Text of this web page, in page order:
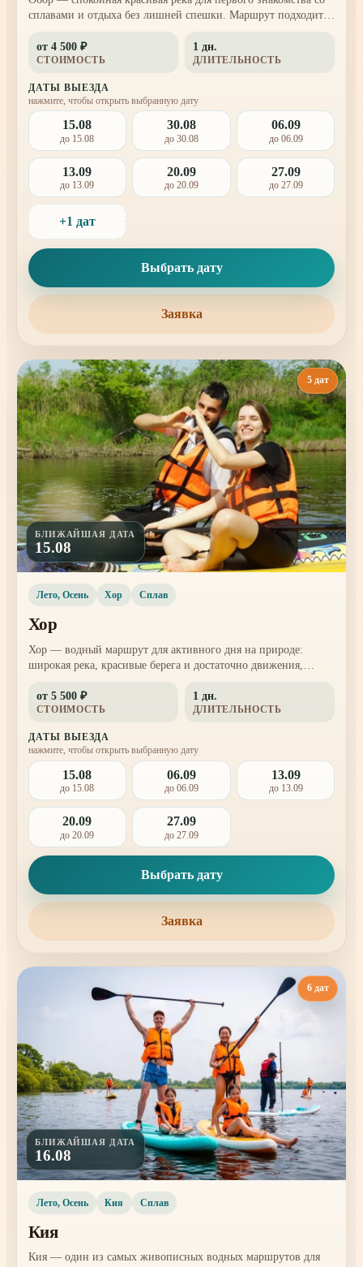
сплавами и отдыха без лишней спешки. Маршрут подходит
дальневосточные пейзажи и мягко перезагрузиться на
природе.
от 4 500 ₽
СТОИМОСТЬ
1 дн.
ДЛИТЕЛЬНОСТЬ
ДАТЫ ВЫЕЗДА
нажмите, чтобы открыть выбранную дату
15.08
до 15.08
30.08
до 30.08
06.09
до 06.09
13.09
до 13.09
20.09
до 20.09
27.09
до 27.09
+1 дат
Выбрать дату
Заявка
БЛИЖАЙШАЯ ДАТА
15.08
5 дат
Лето, Осень Хор Сплав
Хор
Хор — водный маршрут для активного дня на природе:
широкая река, красивые берега и достаточно движения,
Подходит участникам, которые уже готовы к более уверенной
работе веслом.
от 5 500 ₽
СТОИМОСТЬ
1 дн.
ДЛИТЕЛЬНОСТЬ
ДАТЫ ВЫЕЗДА
нажмите, чтобы открыть выбранную дату
15.08
до 15.08
06.09
до 06.09
13.09
до 13.09
20.09
до 20.09
27.09
до 27.09
Выбрать дату
Заявка
БЛИЖАЙШАЯ ДАТА
16.08
6 дат
Лето, Осень Кия Сплав
Кия
Кия — один из самых живописных водных маршрутов для